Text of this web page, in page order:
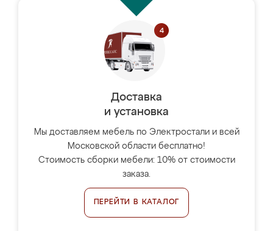
Доставка
и установка
Мы доставляем мебель по Электростали и всей
Московской области бесплатно!
Стоимость сборки мебели: 10% от стоимости
заказа.
ПЕРЕЙТИ В КАТАЛОГ